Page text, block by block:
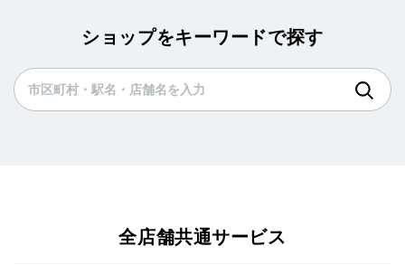
ショップをキーワードで探す
全店舗共通サービス